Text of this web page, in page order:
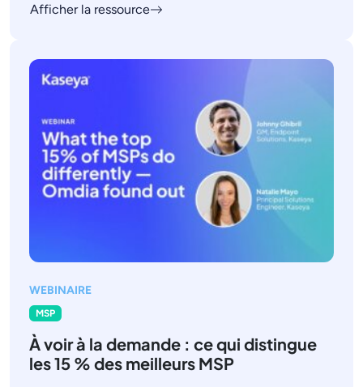
Afficher la ressource
WEBINAIRE
MSP
À voir à la demande : ce qui distingue
les 15 % des meilleurs MSP